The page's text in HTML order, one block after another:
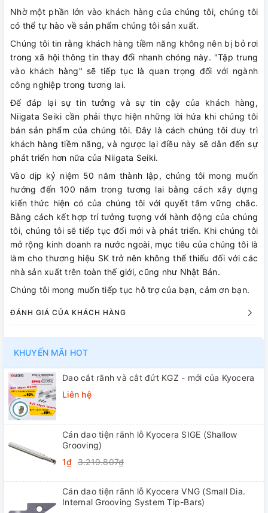
Nhờ một phần lớn vào khách hàng của chúng tôi, chúng tôi
có thể tự hào về sản phẩm chúng tôi sản xuất.
Chúng tôi tin rằng khách hàng tiềm năng không nên bị bỏ rơi
trong xã hội thông tin thay đổi nhanh chóng này. "Tập trung
vào khách hàng" sẽ tiếp tục là quan trọng đối với ngành
công nghiệp trong tương lai.
Để đáp lại sự tin tưởng và sự tin cậy của khách hàng,
Niigata Seiki cần phải thực hiện những lời hứa khi chúng tôi
bán sản phẩm của chúng tôi. Đây là cách chúng tôi duy trì
khách hàng tiềm năng, và ngược lại điều này sẽ dẫn đến sự
phát triển hơn nữa của Niigata Seiki.
Vào dịp kỷ niệm 50 năm thành lập, chúng tôi mong muốn
hướng đến 100 năm trong tương lai bằng cách xây dựng
kiến ​​thức hiện có của chúng tôi với quyết tâm vững chắc.
Bằng cách kết hợp trí tưởng tượng với hành động của chúng
tôi, chúng tôi sẽ tiếp tục đổi mới và phát triển. Khi chúng tôi
mở rộng kinh doanh ra nước ngoài, mục tiêu của chúng tôi là
làm cho thương hiệu SK trở nên không thể thiếu đối với các
nhà sản xuất trên toàn thế giới, cũng như Nhật Bản.
Chúng tôi mong muốn tiếp tục hỗ trợ của bạn, cảm ơn bạn.
ĐÁNH GIÁ CỦA KHÁCH HÀNG
KHUYẾN MÃI HOT
Dao cắt rãnh và cắt đứt KGZ - mới của Kyocera
Liên hệ
Cán dao tiện rãnh lỗ Kyocera SIGE (Shallow
Grooving)
1₫ 3.219.807₫
Cán dao tiện rãnh lỗ Kyocera VNG (Small Dia.
Internal Grooving System Tip-Bars)